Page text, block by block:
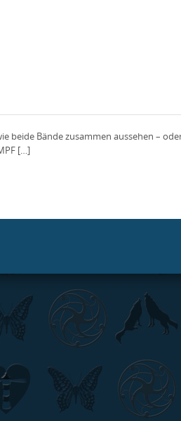
beide Bände zusammen aussehen –
[…]